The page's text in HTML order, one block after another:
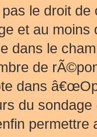
le droit
et au
dans le
de
dans
du
permettre